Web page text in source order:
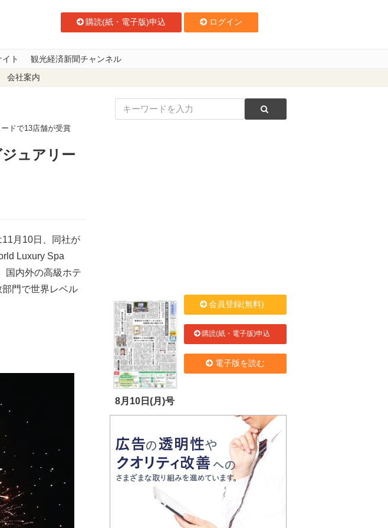
購読(紙・電子版)申込 ログイン
ト 観光経済新聞チャンネル
会社案内
ドで13店舗が受賞
ュアリー
月10日、同社が
Luxury Spa
国内外の高級ホテ
門で世界レベル
8月10日(月)号
会員登録(無料)
購読(紙・電子版)申込
電子版を読む